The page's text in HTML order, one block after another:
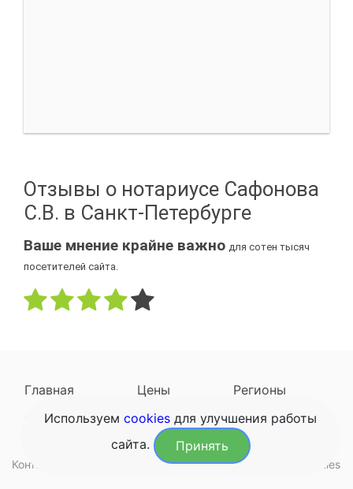
Отзывы о нотариусе Сафонова
С.В. в Санкт-Петербурге
Ваше мнение крайне важно для сотен тысяч
посетителей сайта.
Главная Цены
Регионы
Наследодатели
Задать вопрос
Контакты Обработка данных Конфиденциальность Cookies
Используем cookies для улучшения работы
сайта.
Принять